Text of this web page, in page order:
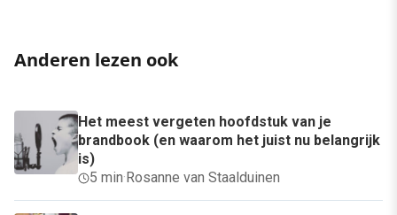
Anderen lezen ook
Het meest vergeten hoofdstuk van je
brandbook (en waarom het juist nu belangrijk
is)
5 min· Rosanne van Staalduinen